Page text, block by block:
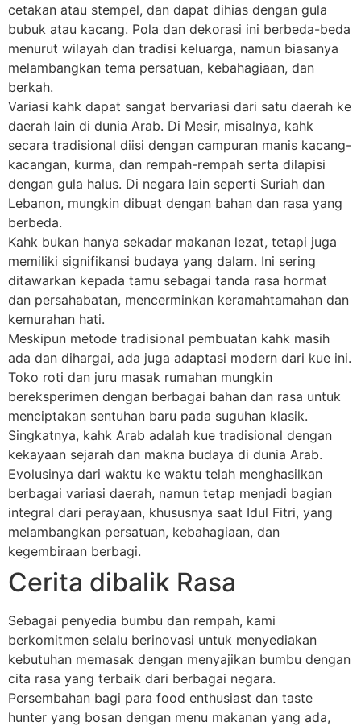
cetakan atau stempel, dan dapat dihias dengan gula
bubuk atau kacang. Pola dan dekorasi ini berbeda-beda
menurut wilayah dan tradisi keluarga, namun biasanya
melambangkan tema persatuan, kebahagiaan, dan
berkah.
Variasi kahk dapat sangat bervariasi dari satu daerah ke
daerah lain di dunia Arab. Di Mesir, misalnya, kahk
secara tradisional diisi dengan campuran manis kacang-
kacangan, kurma, dan rempah-rempah serta dilapisi
dengan gula halus. Di negara lain seperti Suriah dan
Lebanon, mungkin dibuat dengan bahan dan rasa yang
berbeda.
Kahk bukan hanya sekadar makanan lezat, tetapi juga
memiliki signifikansi budaya yang dalam. Ini sering
ditawarkan kepada tamu sebagai tanda rasa hormat
dan persahabatan, mencerminkan keramahtamahan dan
kemurahan hati.
Meskipun metode tradisional pembuatan kahk masih
ada dan dihargai, ada juga adaptasi modern dari kue ini.
Toko roti dan juru masak rumahan mungkin
bereksperimen dengan berbagai bahan dan rasa untuk
menciptakan sentuhan baru pada suguhan klasik.
Singkatnya, kahk Arab adalah kue tradisional dengan
kekayaan sejarah dan makna budaya di dunia Arab.
Evolusinya dari waktu ke waktu telah menghasilkan
berbagai variasi daerah, namun tetap menjadi bagian
integral dari perayaan, khususnya saat Idul Fitri, yang
melambangkan persatuan, kebahagiaan, dan
kegembiraan berbagi.
Cerita dibalik Rasa
Sebagai penyedia bumbu dan rempah, kami
berkomitmen selalu berinovasi untuk menyediakan
kebutuhan memasak dengan menyajikan bumbu dengan
cita rasa yang terbaik dari berbagai negara.
Persembahan bagi para food enthusiast dan taste
hunter yang bosan dengan menu makanan yang ada,